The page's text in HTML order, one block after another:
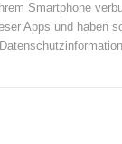
Smartphone
Apps und haben